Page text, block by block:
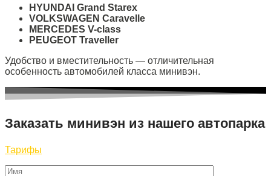
HYUNDAI Grand Starex
VOLKSWAGEN Сaravelle
MERCEDES V-class
PEUGEOT Traveller
Удобство и вместительность — отличительная
особенность автомобилей класса минивэн.
Заказать минивэн из нашего автопарка
Тарифы